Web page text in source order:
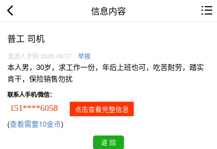
信息内容
普工 司机
渭源人才网 2026.08.07 举报
本人男，30岁，求工作一份，年后上班也可，吃苦耐劳，踏实
肯干，保险销售勿扰
联系人手机/微信：
151****6058 点击查看完整信息
(查看需要10金币)